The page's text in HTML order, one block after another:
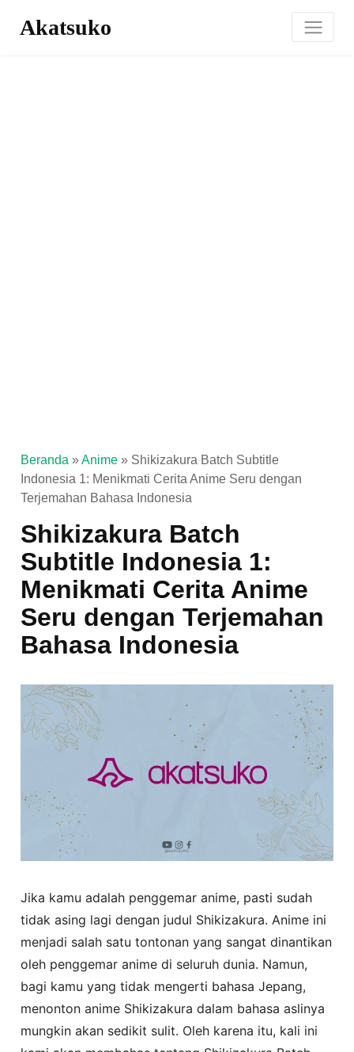
Akatsuko
Beranda »Anime » Shikizakura Batch Subtitle
Indonesia 1: Menikmati Cerita Anime Seru dengan
Terjemahan Bahasa Indonesia
Shikizakura Batch
Subtitle Indonesia 1:
Menikmati Cerita Anime
Seru dengan Terjemahan
Bahasa Indonesia
Jika kamu adalah penggemar anime, pasti sudah
tidak asing lagi dengan judul Shikizakura. Anime ini
menjadi salah satu tontonan yang sangat dinantikan
oleh penggemar anime di seluruh dunia. Namun,
bagi kamu yang tidak mengerti bahasa Jepang,
menonton anime Shikizakura dalam bahasa aslinya
mungkin akan sedikit sulit. Oleh karena itu, kali ini